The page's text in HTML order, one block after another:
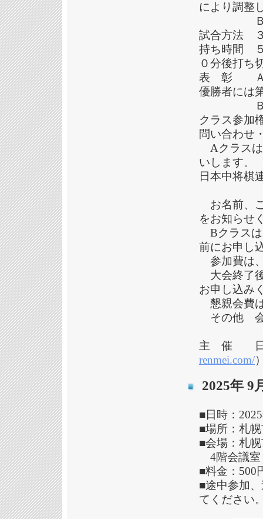
により調整
Ｂクラ
試合方法
持ち時間
０分後打ち
表 彰 Ａク
優勝者に
Ｂクラス
クラス参加
問い合わせ
Aクラスは
いします。
日本中将棋
お名前、
をお知らせ
Bクラスは
前にお申し
参加費は
大会終了
お申し込み
懇親会費
その他 会
主 催 日本
renmei.com/
2025年 9
■日時：
■場所：札
■会場：札
4階会議室
■料金：500
■途中参加
てください